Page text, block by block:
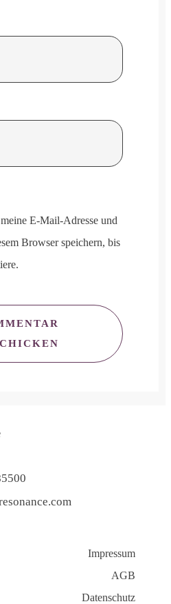
E-Mail-Adresse und
Browser speichern, bis
Impressum
AGB
Datenschutz